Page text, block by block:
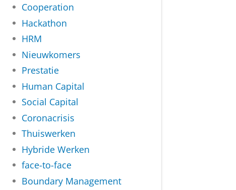
Cooperation
Hackathon
HRM
Nieuwkomers
Prestatie
Human Capital
Social Capital
Coronacrisis
Thuiswerken
Hybride Werken
face-to-face
Boundary Management